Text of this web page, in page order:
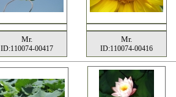
Mr.
ID:110074-00417
Mr.
ID:110074-00416